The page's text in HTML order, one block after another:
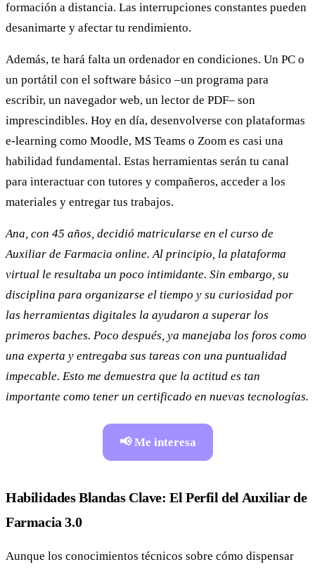
formación a distancia. Las interrupciones constantes pueden
desanimarte y afectar tu rendimiento.
Además, te hará falta un ordenador en condiciones. Un PC o
un portátil con el software básico –un programa para
escribir, un navegador web, un lector de PDF– son
imprescindibles. Hoy en día, desenvolverse con plataformas
e-learning como Moodle, MS Teams o Zoom es casi una
habilidad fundamental. Estas herramientas serán tu canal
para interactuar con tutores y compañeros, acceder a los
materiales y entregar tus trabajos.
Ana, con 45 años, decidió matricularse en el curso de
Auxiliar de Farmacia online. Al principio, la plataforma
virtual le resultaba un poco intimidante. Sin embargo, su
disciplina para organizarse el tiempo y su curiosidad por
las herramientas digitales la ayudaron a superar los
primeros baches. Poco después, ya manejaba los foros como
una experta y entregaba sus tareas con una puntualidad
impecable. Esto me demuestra que la actitud es tan
importante como tener un certificado en nuevas tecnologías.
📢 Me interesa
Habilidades Blandas Clave: El Perfil del Auxiliar de
Farmacia 3.0
Aunque los conocimientos técnicos sobre cómo dispensar